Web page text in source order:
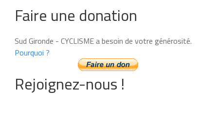
Faire une donation
Sud Gironde - CYCLISME a besoin de votre générosité.
Pourquoi ?
Rejoignez-nous !